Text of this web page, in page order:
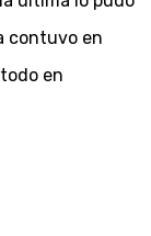
contuvo en
en